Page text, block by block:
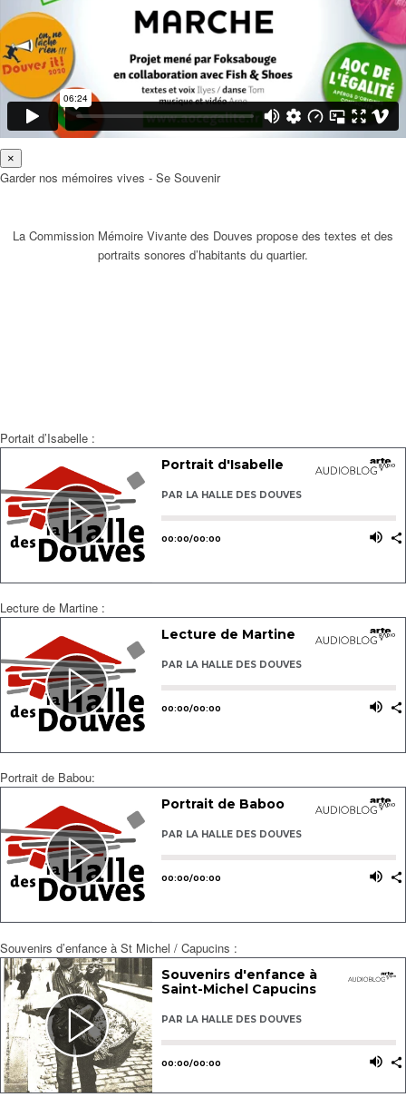
×
Garder nos mémoires vives - Se Souvenir
La Commission Mémoire Vivante des Douves propose des textes et des
portraits sonores d’habitants du quartier.
Portait d’Isabelle :
Lecture de Martine :
Portrait de Babou:
Souvenirs d’enfance à St Michel / Capucins :